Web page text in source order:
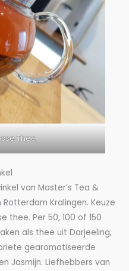
Thee
van Master’s Tea &
Kralingen. Keuze
thee. Per 50, 100 of 150
als thee uit Darjeeling,
gearomatiseerde
Jasmijn. Liefhebbers van